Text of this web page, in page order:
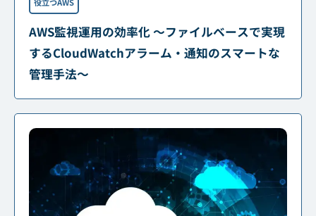
AWS監視運用の効率化 ～ファイルベースで実現
するCloudWatchアラーム・通知のスマートな
管理手法～